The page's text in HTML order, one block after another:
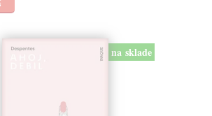
na sklade